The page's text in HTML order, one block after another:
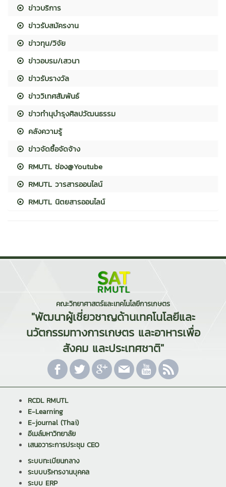
ข่าวบริการ
ข่าวรับสมัครงาน
ข่าวทุน/วิจัย
ข่าวอบรม/เสวนา
ข่าวรับรางวัล
ข่าววิเทศสัมพันธ์
ข่าวทำนุบำรุงศิลปวัฒนธรรม
คลังความรู้
ข่าวจัดซื้อจัดจ้าง
RMUTL ช่อง@Youtube
RMUTL วารสารออนไลน์
RMUTL นิตยสารออนไลน์
คณะวิทยาศาสตร์และเทคโนโลยีการเกษตร
"พัฒนาผู้เชี่ยวชาญด้านเทคโนโลยีและ
นวัตกรรมทางการเกษตร และอาหารเพื่อ
สังคม และประเทศชาติ"
RCDL RMUTL
E-Learning
E-journal (Thai)
อีเมล์มหาวิทยาลัย
เสนอวาระการประชุม CEO
ระบบทะเบียนกลาง
ระบบบริหารงานบุคคล
ระบบ ERP